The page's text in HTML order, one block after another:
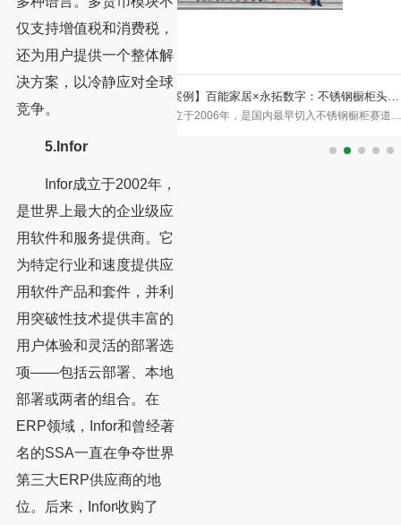
仅支持增值税和消费税，
还为用户提供一个整体解
决方案，以冷静应对全球
竞争。
5.Infor
Infor成立于2002年，
是世界上最大的企业级应
用软件和服务提供商。它
为特定行业和速度提供应
用软件产品和套件，并利
用突破性技术提供丰富的
用户体验和灵活的部署选
项——包括云部署、本地
部署或两者的组合。在
ERP领域，Infor和曾经著
名的SSA一直在争夺世界
第三大ERP供应商的地
位。后来，Infor收购了
国内最早切入不锈钢橱柜赛道的
【红木家具生产ERP案例】浙江卓木王
化案例
一、 客户介绍：中式精致生活的引领者 浙